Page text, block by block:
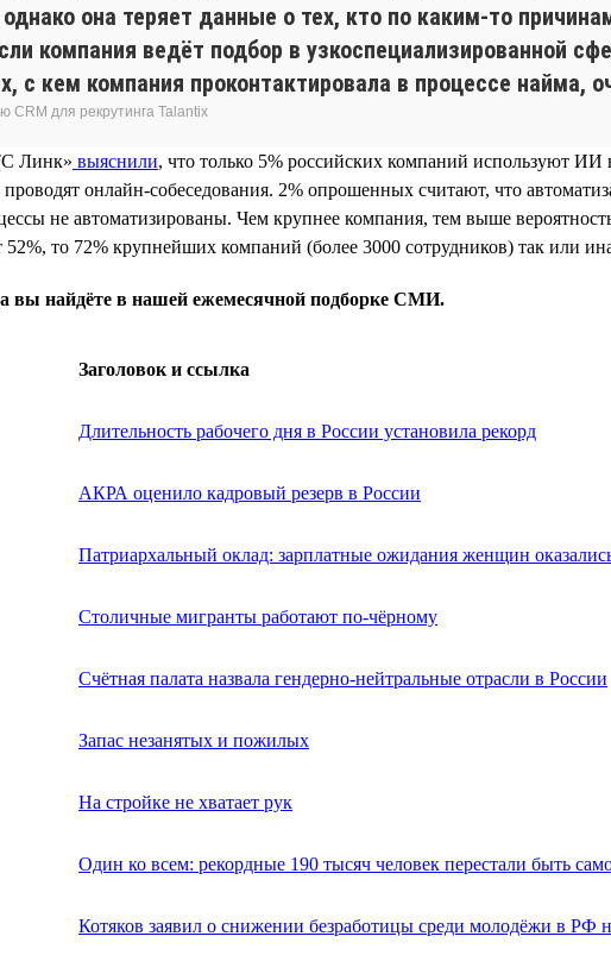
она теряет данные о тех, кто по каким-то
компания ведёт подбор в узкоспециализированной
с кем компания проконтактировала в процессе найма,
CRM для рекрутинга Talantix
Линк» выяснили, что только 5% российских компаний используют ИИ
онлайн-собеседования. 2% опрошенных считают, что
не автоматизированы. Чем крупнее компания, тем выше
то 72% крупнейших компаний (более 3000 сотрудников) так или
вы найдёте в нашей ежемесячной подборке СМИ.
Заголовок и ссылка
Длительность рабочего дня в России установила рекорд
АКРА оценило кадровый резерв в России
Патриархальный оклад: зарплатные ожидания женщин
Столичные мигранты работают по-чёрному
Счётная палата назвала гендерно-нейтральные отрасли в России
Запас незанятых и пожилых
На стройке не хватает рук
Один ко всем: рекордные 190 тысяч человек перестали быть
Котяков заявил о снижении безработицы среди молодёжи в РФ